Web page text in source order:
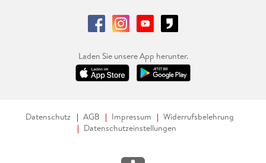
Laden Sie unsere App herunter.
Datenschutz AGB Impressum
Widerrufsbelehrung
Datenschutzeinstellungen